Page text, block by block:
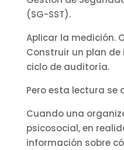
(SG-SST).
Aplicar la medición.
Construir un plan de
ciclo de auditoría.
Pero esta lectura se
Cuando una
psicosocial, en
información sobre